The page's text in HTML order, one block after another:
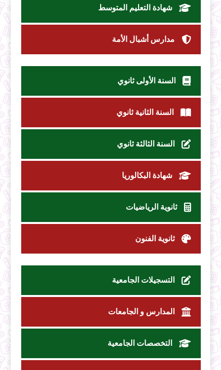
شهادة التعليم المتوسط
مدارس أشبال الأمة
السنة الأولى ثانوي
السنة الثانية ثانوي
السنة الثالثة ثانوي
شهادة البكالوريا
ثانوية الرياضيات
ثانوية الفنون
التسجيلات الجامعية
المدارس و الجامعات
التخصصات الجامعية